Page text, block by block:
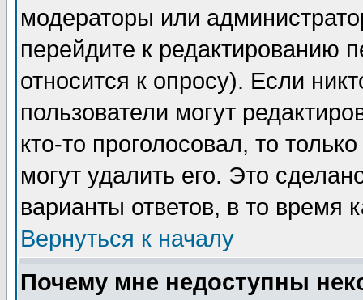
модераторы или
перейдите к редактированию
относится к опросу). Если
пользователи могут
кто-то проголосовал, то
могут удалить его. Это
варианты ответов, в то время
Вернуться к началу
Почему мне недоступны